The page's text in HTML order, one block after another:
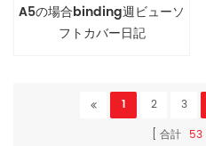
A5の場合binding週ビューソ
フトカバー日記
1 2 3
合計 53